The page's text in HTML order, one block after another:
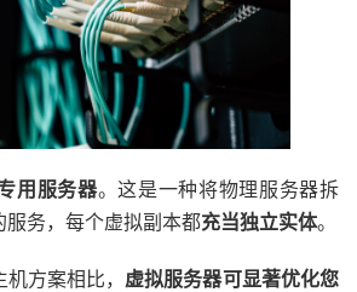
用服务器。这是一种将物理服务器拆
务，每个虚拟副本都充当独立实体。
方案相比， 虚拟服务器可显著优化您